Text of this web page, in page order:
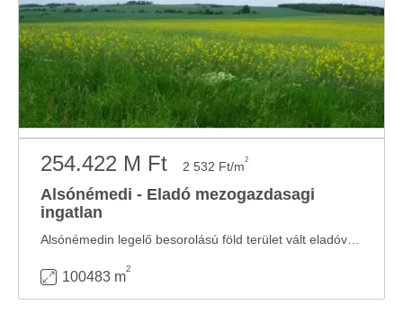
254.422 M Ft 2 532 Ft/m2
Alsónémedi - Eladó mezogazdasagi
ingatlan
100483 m
2